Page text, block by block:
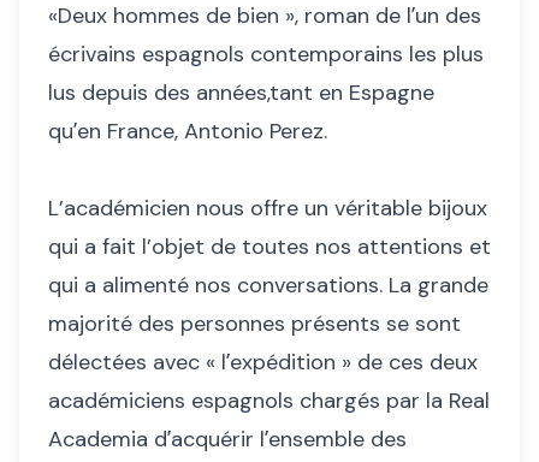
«Deux hommes de bien », roman de lʼun des
écrivains espagnols contemporains les plus
lus depuis des années,tant en Espagne
quʼen France, Antonio Perez.
L’académicien nous offre un véritable bijoux
qui a fait l’objet de toutes nos attentions et
qui a alimenté nos conversations. La grande
majorité des personnes présents se sont
délectées avec « lʼexpédition » de ces deux
académiciens espagnols chargés par la Real
Academia dʼacquérir lʼensemble des